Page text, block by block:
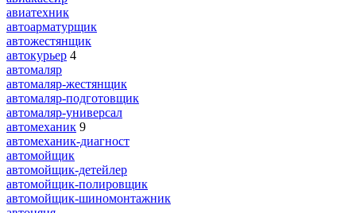
авиатехник
автоарматурщик
автожестянщик
автокурьер 4
автомаляр
автомаляр-жестянщик
автомаляр-подготовщик
автомаляр-универсал
автомеханик 9
автомеханик-диагност
автомойщик
автомойщик-детейлер
автомойщик-полировщик
автомойщик-шиномонтажник